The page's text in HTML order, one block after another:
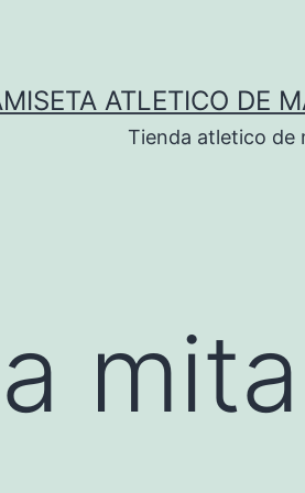
ATLETICO DE
Tienda atletico de